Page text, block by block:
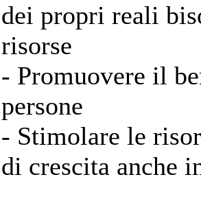
dei propri reali
risorse
- Promuovere il
persone
- Stimolare le
di crescita anche